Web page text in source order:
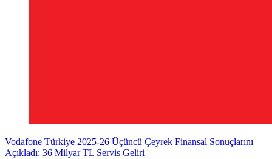
Vodafone Türkiye 2025-26 Üçüncü Çeyrek Finansal Sonuçlarını
Açıkladı: 36 Milyar TL Servis Geliri